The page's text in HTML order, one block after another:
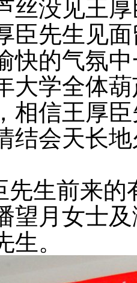
丝没见王
臣先生见
快的气氛
大学全体
相信王厚
结会天长
先生前来
望月女士
。